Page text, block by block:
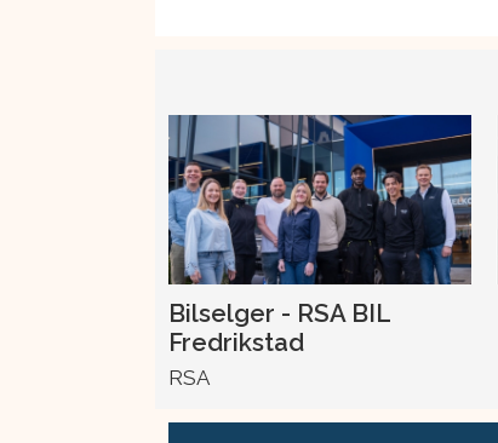
Bilselger - RSA BIL
Fredrikstad
RSA